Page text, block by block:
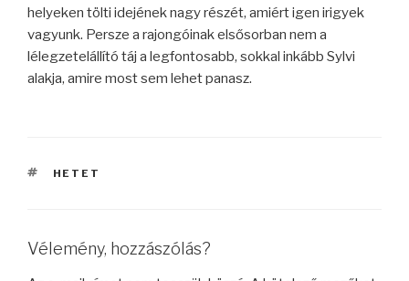
helyeken tölti idejének nagy részét, amiért igen irigyek
vagyunk. Persze a rajongóinak elsősorban nem a
lélegzetelállító táj a legfontosabb, sokkal inkább Sylvi
alakja, amire most sem lehet panasz.
CÍMKÉK
HETET
Vélemény, hozzászólás?